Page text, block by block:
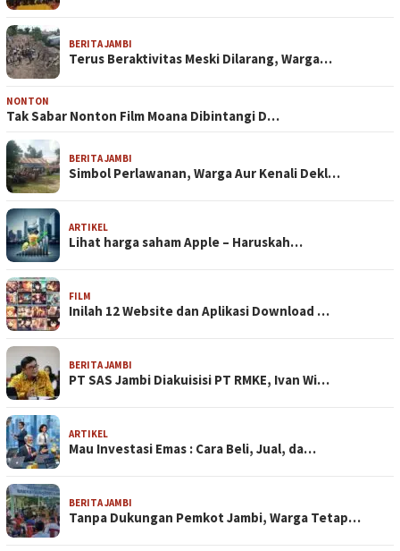
BERITA JAMBI
Terus Beraktivitas Meski Dilarang, Warga…
NONTON
Tak Sabar Nonton Film Moana Dibintangi D…
BERITA JAMBI
Simbol Perlawanan, Warga Aur Kenali Dekl…
ARTIKEL
Lihat harga saham Apple – Haruskah…
FILM
Inilah 12 Website dan Aplikasi Download …
BERITA JAMBI
PT SAS Jambi Diakuisisi PT RMKE, Ivan Wi…
ARTIKEL
Mau Investasi Emas : Cara Beli, Jual, da…
BERITA JAMBI
Tanpa Dukungan Pemkot Jambi, Warga Tetap…